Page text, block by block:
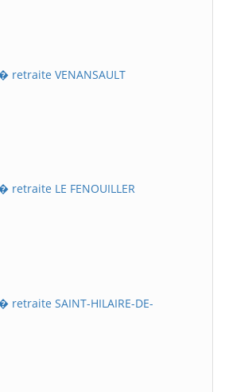
retraite VENANSAULT
LE FENOUILLER
retraite SAINT-HILAIRE-DE-